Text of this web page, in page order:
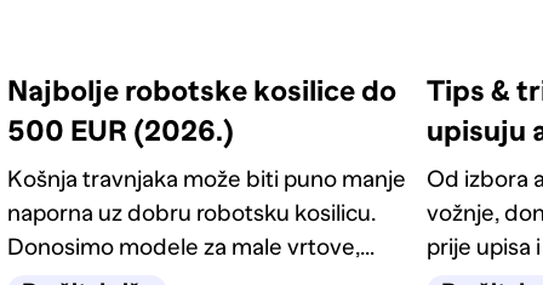
Najbolje robotske kosilice do
500 EUR (2026.)
Košnja travnjaka može biti puno manje
naporna uz dobru robotsku kosilicu.
Donosimo modele za male vrtove,
Tips &
upisuju
Od izbora
vožnje,
prije upisa